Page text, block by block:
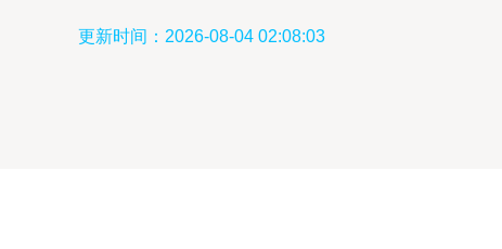
更新时间：2026-08-04 02:08:03